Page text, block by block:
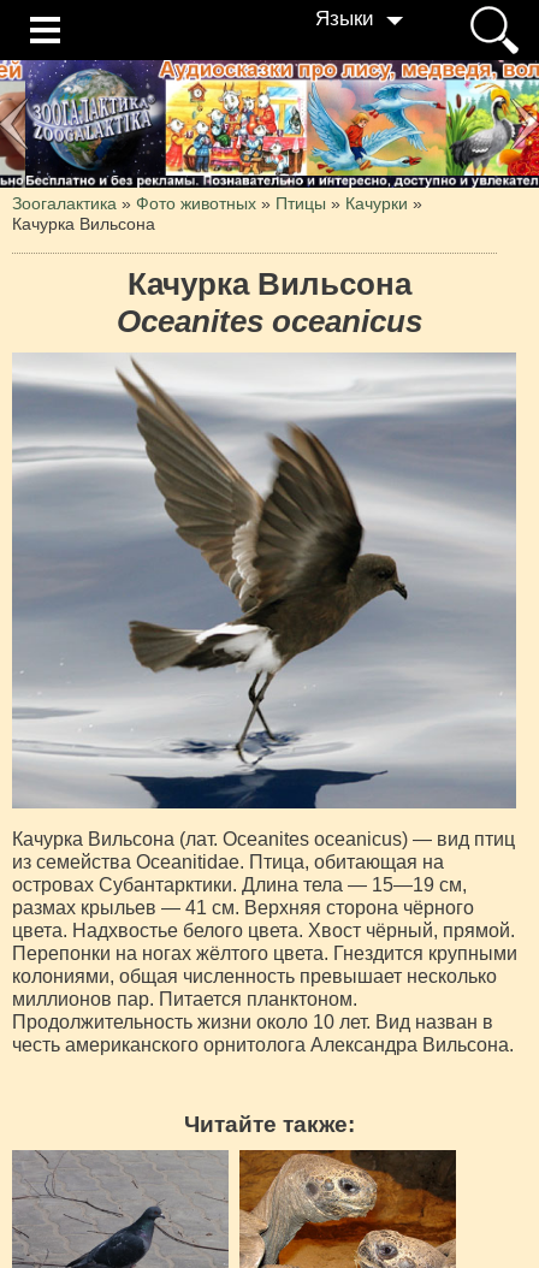
Языки
Зоогалактика » Фото животных » Птицы » Качурки »
Качурка Вильсона
Качурка Вильсона
Oceanites oceanicus
Качурка Вильсона (лат. Oceanites oceanicus) — вид птиц
из семейства Oceanitidae. Птица, обитающая на
островах Субантарктики. Длина тела — 15—19 см,
размах крыльев — 41 см. Верхняя сторона чёрного
цвета. Надхвостье белого цвета. Хвост чёрный, прямой.
Перепонки на ногах жёлтого цвета. Гнездится крупными
колониями, общая численность превышает несколько
миллионов пар. Питается планктоном.
Продолжительность жизни около 10 лет. Вид назван в
честь американского орнитолога Александра Вильсона.
Читайте также: